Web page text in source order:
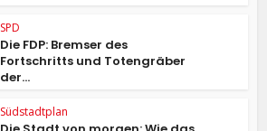
SPD
Die FDP: Bremser des
Fortschritts und Totengräber
der...
Südstadtplan